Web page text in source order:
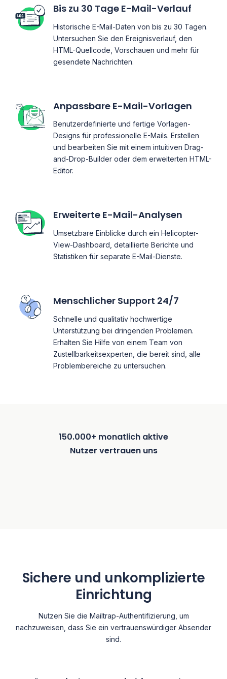
Bis zu 30 Tage E-Mail-Verlauf
Historische E-Mail-Daten von bis zu 30 Tagen.
Untersuchen Sie den Ereignisverlauf, den
HTML-Quellcode, Vorschauen und mehr für
gesendete Nachrichten.
Anpassbare E-Mail-Vorlagen
Benutzerdefinierte und fertige Vorlagen-
Designs für professionelle E-Mails. Erstellen
und bearbeiten Sie mit einem intuitiven Drag-
and-Drop-Builder oder dem erweiterten HTML-
Editor.
Erweiterte E-Mail-Analysen
Umsetzbare Einblicke durch ein Helicopter-
View-Dashboard, detaillierte Berichte und
Statistiken für separate E-Mail-Dienste.
Menschlicher Support 24/7
Schnelle und qualitativ hochwertige
Unterstützung bei dringenden Problemen.
Erhalten Sie Hilfe von einem Team von
Zustellbarkeitsexperten, die bereit sind, alle
Problembereiche zu untersuchen.
150.000+ monatlich aktive
Nutzer vertrauen uns
Sichere und unkomplizierte
Einrichtung
Nutzen Sie die Mailtrap-Authentifizierung, um
nachzuweisen, dass Sie ein vertrauenswürdiger Absender
sind.